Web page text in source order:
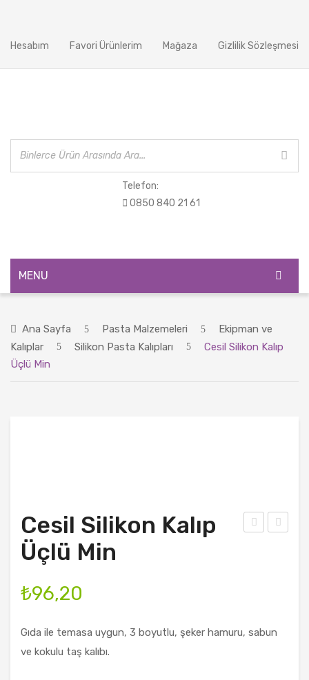
Hesabım Favori Ürünlerim Mağaza Gizlilik Sözleşmesi
Telefon:
0850 840 21 61
MENU
ÜRÜNLER
BLOG
Ana Sayfa Pasta Malzemeleri
Ekipman ve
Kalıplar
Silikon Pasta Kalıpları
Cesil Silikon Kalıp
Üçlü Min
Kral Çift
Cesil Silikon Kalıp
Üçlü Min
₺96,20
Gıda ile temasa uygun, 3 boyutlu, şeker hamuru, sabun
ve kokulu taş kalıbı.